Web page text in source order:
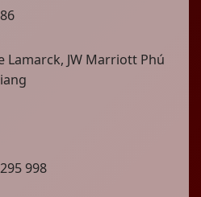
Lamarck, JW Marriott Phú
998